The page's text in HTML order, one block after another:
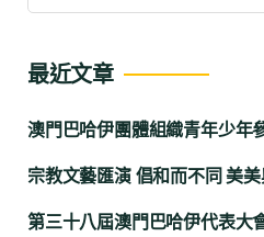
最近文章
澳門巴哈伊團體組織青年少年
宗教文藝匯演 倡和而不同 美
第三十八屆澳門巴哈伊代表大